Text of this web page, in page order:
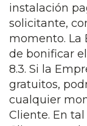
instalación
solicitante,
momento. La
de bonificar
8.3. Si la
gratuitos,
cualquier
Cliente. En